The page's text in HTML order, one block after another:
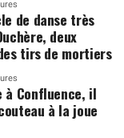
de danse très
deux
tirs de mortiers
à Confluence, il
à la joue